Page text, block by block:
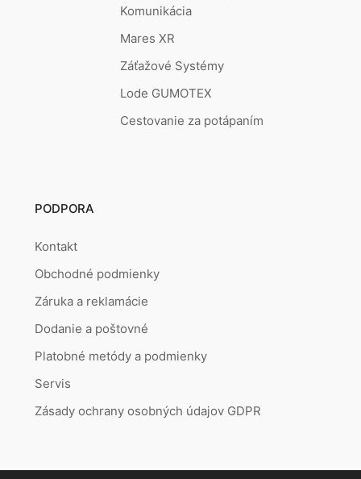
Komunikácia
Mares XR
Záťažové Systémy
Lode GUMOTEX
Cestovanie za potápaním
PODPORA
Kontakt
Obchodné podmienky
Záruka a reklamácie
Dodanie a poštovné
Platobné metódy a podmienky
Servis
Zásady ochrany osobných údajov GDPR